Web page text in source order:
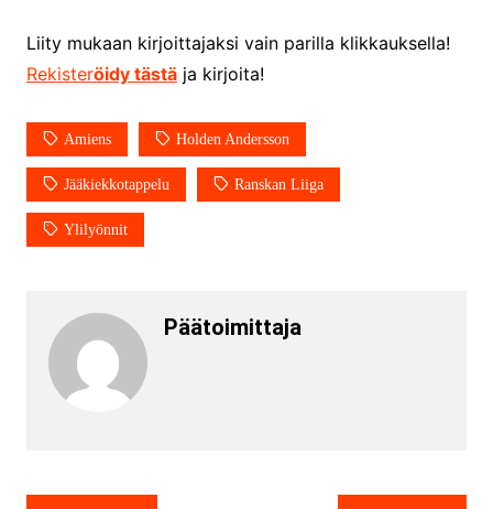
Liity mukaan kirjoittajaksi vain parilla klikkauksella!
Rekisteröidy tästäja kirjoita!
Amiens Holden Andersson
Jääkiekkotappelu Ranskan Liiga
Ylilyönnit
Päätoimittaja